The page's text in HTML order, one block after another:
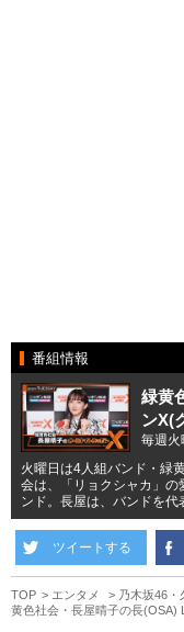
番組情報
緑黄
ンX(
毎週火
火曜日は4人組バンド・緑
会は、「リョクシャカ」
ンド。長屋は、バンドを代
ツイートする
TOP エンタメ
乃木坂46
黄色社会・長屋晴子の長(OSA)